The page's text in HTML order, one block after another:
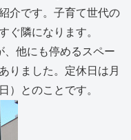
介です。子育て世代の
ぐ隣になります。
他にも停めるスペー
りました。定休日は月
）とのことです。